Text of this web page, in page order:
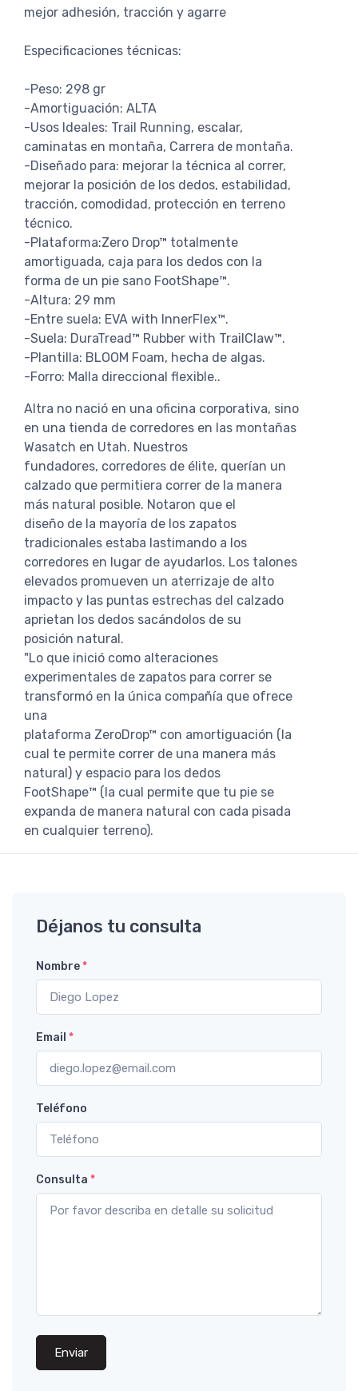
mejor adhesión, tracción y agarre
Especificaciones técnicas:
-Peso: 298 gr
-Amortiguación: ALTA
-Usos Ideales: Trail Running, escalar,
caminatas en montaña, Carrera de montaña.
-Diseñado para: mejorar la técnica al correr,
mejorar la posición de los dedos, estabilidad,
tracción, comodidad, protección en terreno
técnico.
-Plataforma:Zero Drop™ totalmente
amortiguada, caja para los dedos con la
forma de un pie sano FootShape™.
-Altura: 29 mm
-Entre suela: EVA with InnerFlex™.
-Suela: DuraTread™ Rubber with TrailClaw™.
-Plantilla: BLOOM Foam, hecha de algas.
-Forro: Malla direccional flexible..
Altra no nació en una oficina corporativa, sino
en una tienda de corredores en las montañas
Wasatch en Utah. Nuestros
fundadores, corredores de élite, querían un
calzado que permitiera correr de la manera
más natural posible. Notaron que el
diseño de la mayoría de los zapatos
tradicionales estaba lastimando a los
corredores en lugar de ayudarlos. Los talones
elevados promueven un aterrizaje de alto
impacto y las puntas estrechas del calzado
aprietan los dedos sacándolos de su
posición natural.
"Lo que inició como alteraciones
experimentales de zapatos para correr se
transformó en la única compañía que ofrece
una
plataforma ZeroDrop™ con amortiguación (la
cual te permite correr de una manera más
natural) y espacio para los dedos
FootShape™ (la cual permite que tu pie se
expanda de manera natural con cada pisada
en cualquier terreno).
Déjanos tu consulta
Nombre*
Email *
Teléfono
Consulta *
Enviar